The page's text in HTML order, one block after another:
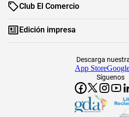
Club El Comercio
Edición impresa
Síguenos
Descarga
App Store